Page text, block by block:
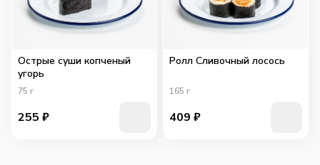
Острые суши копченый
угорь
75 г
255 ₽
Ролл Сливочный лосось
165 г
409 ₽